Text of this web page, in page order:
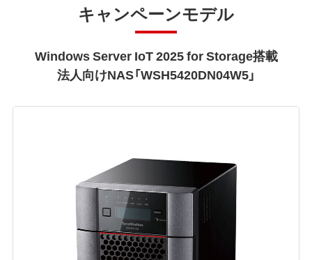
キャンペーンモデル
Windows Server IoT 2025 for Storage搭載
法人向けNAS「WSH5420DN04W5」